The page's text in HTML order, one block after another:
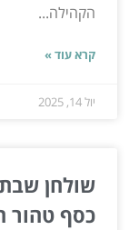
הקהילה...
קרא עוד »
יול 14, 2025
שולחן
כסף טהור